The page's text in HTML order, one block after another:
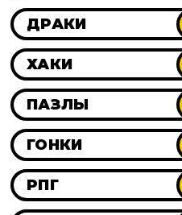
ДРАКИ
ХАКИ
ПАЗЛЫ
ГОНКИ
РПГ